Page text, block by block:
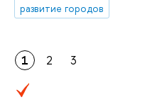
развитие городов
1 2 3